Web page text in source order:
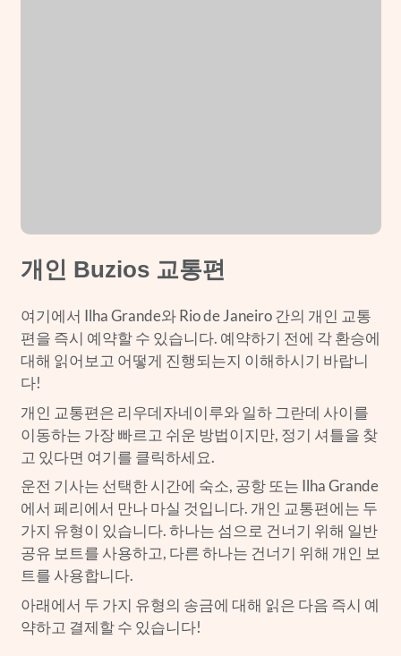
개인 Buzios 교통편
여기에서 Ilha Grande와 Rio de Janeiro 간의 개인 교통
편을 즉시 예약할 수 있습니다. 예약하기 전에 각 환승에
대해 읽어보고 어떻게 진행되는지 이해하시기 바랍니
다!
개인 교통편은 리우데자네이루와 일하 그란데 사이를
이동하는 가장 빠르고 쉬운 방법이지만, 정기 셔틀을 찾
고 있다면 여기를 클릭하세요.
운전 기사는 선택한 시간에 숙소, 공항 또는 Ilha Grande
에서 페리에서 만나 마실 것입니다. 개인 교통편에는 두
가지 유형이 있습니다. 하나는 섬으로 건너기 위해 일반
공유 보트를 사용하고, 다른 하나는 건너기 위해 개인 보
트를 사용합니다.
아래에서 두 가지 유형의 송금에 대해 읽은 다음 즉시 예
약하고 결제할 수 있습니다!